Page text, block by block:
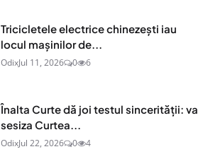
Tricicletele electrice chinezești iau
locul mașinilor de...
OdixJul 11, 2026 0 6
Înalta Curte dă joi testul sincerității: va
sesiza Curtea...
OdixJul 22, 2026 0 4